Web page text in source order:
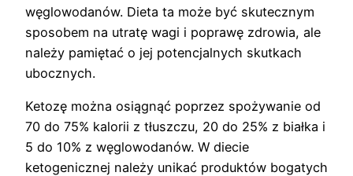
węglowodanów. Dieta ta może być skutecznym
sposobem na utratę wagi i poprawę zdrowia, ale
należy pamiętać o jej potencjalnych skutkach
ubocznych.
Ketozę można osiągnąć poprzez spożywanie od
70 do 75% kalorii z tłuszczu, 20 do 25% z białka i
5 do 10% z węglowodanów. W diecie
ketogenicznej należy unikać produktów bogatych